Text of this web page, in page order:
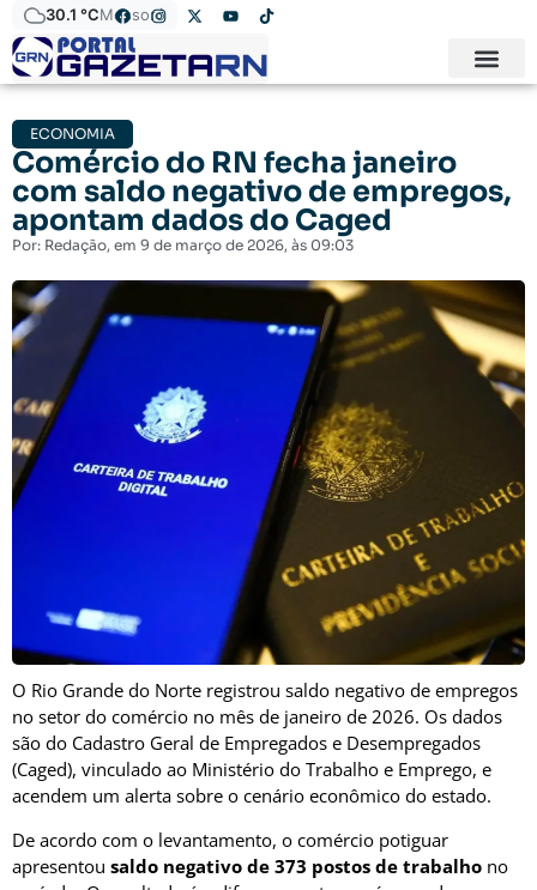
30.1 °CMossoró
ECONOMIA
Comércio do RN fecha janeiro
com saldo negativo de empregos,
apontam dados do Caged
Por: Redação, em 9 de março de 2026, às 09:03
O Rio Grande do Norte registrou saldo negativo de empregos
no setor do comércio no mês de janeiro de 2026. Os dados
são do Cadastro Geral de Empregados e Desempregados
(Caged), vinculado ao Ministério do Trabalho e Emprego, e
acendem um alerta sobre o cenário econômico do estado.
De acordo com o levantamento, o comércio potiguar
apresentou saldo negativo de 373 postos de trabalho no